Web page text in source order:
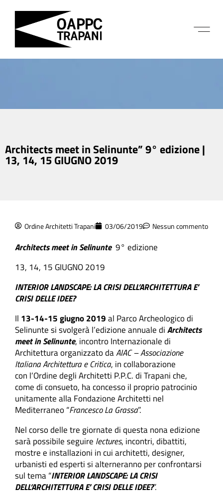
Architects meet in Selinunte” 9° edizione |
13, 14, 15 GIUGNO 2019
Ordine Architetti Trapani 03/06/2019 Nessun commento
Architects meet in Selinunte 9° edizione
13, 14, 15 GIUGNO 2019
INTERIOR LANDSCAPE: LA CRISI DELL’ARCHITETTURA E’
CRISI DELLE IDEE?
Il 13-14-15 giugno 2019al Parco Archeologico di
Selinunte si svolgerà l’edizione annuale diArchitects
meet in Selinunte, incontro Internazionale di
Architettura organizzato daAIAC – Associazione
Italiana Architettura e Critica, in collaborazione
con l’Ordine degli Architetti P.P.C. di Trapani che,
come di consueto, ha concesso il proprio patrocinio
unitamente alla Fondazione Architetti nel
Mediterraneo “Francesco La Grassa”.
Nel corso delle tre giornate di questa nona edizione
sarà possibile seguire lectures, incontri, dibattiti,
mostre e installazioni in cui architetti, designer,
urbanisti ed esperti si alterneranno per confrontarsi
sul tema “INTERIOR LANDSCAPE: LA CRISI
DELL’ARCHITETTURA E’ CRISI DELLE IDEE?”.